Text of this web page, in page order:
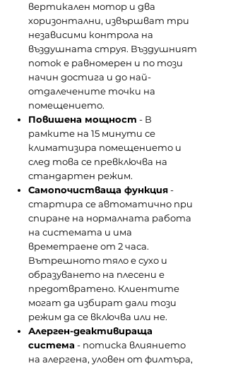
вертикален мотор и два
хоризонтални, извършват три
независими контрола на
въздушната струя. Въздушният
поток е равномерен и по този
начин достига и до най-
отдалечените точки на
помещението.
Повишена мощност - В
рамките на 15 минути се
климатизира помещението и
след това се превключва на
стандартен режим.
Самопочистваща функция-
стартира се автоматично при
спиране на нормалната работа
на системата и има
времетраене от 2 часа.
Вътрешното тяло е сухо и
образуването на плесени е
предотвратено. Клиентите
могат да избират дали този
режим да се включва или не.
Алерген-деактивираща
система - потиска влиянието
на алергена, уловен от филтъра,